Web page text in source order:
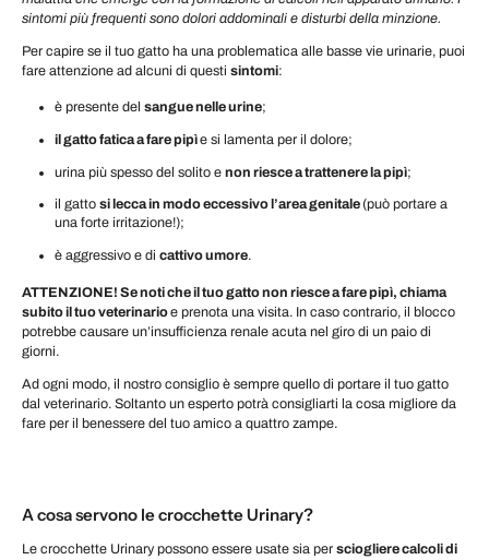
sintomi più frequenti sono dolori addominali e disturbi della minzione.
Per capire se il tuo gatto ha una problematica alle basse vie urinarie, puoi
fare attenzione ad alcuni di questi sintomi:
è presente del sangue nelle urine;
il gatto fatica a fare pipìe si lamenta per il dolore;
urina più spesso del solito e non riesce a trattenere la pipì;
il gatto si lecca in modo eccessivo l’area genitale (può portare a
una forte irritazione!);
è aggressivo e di cattivo umore.
ATTENZIONE! Se noti che il tuo gatto non riesce a fare pipì, chiama
subito il tuo veterinarioe prenota una visita. In caso contrario, il blocco
potrebbe causare un’insufficienza renale acuta nel giro di un paio di
giorni.
Ad ogni modo, il nostro consiglio è sempre quello di portare il tuo gatto
dal veterinario. Soltanto un esperto potrà consigliarti la cosa migliore da
fare per il benessere del tuo amico a quattro zampe.
A cosa servono le crocchette Urinary?
Le crocchette Urinary possono essere usate sia per sciogliere calcoli di